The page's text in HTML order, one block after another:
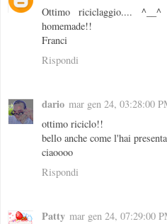
Ottimo riciclaggio....
homemade!!
Franci
Rispondi
dario mar gen 24, 03:28:00
ottimo riciclo!!
bello anche come l'hai
ciaoooo
Rispondi
Patty mar gen 24, 07:29:00